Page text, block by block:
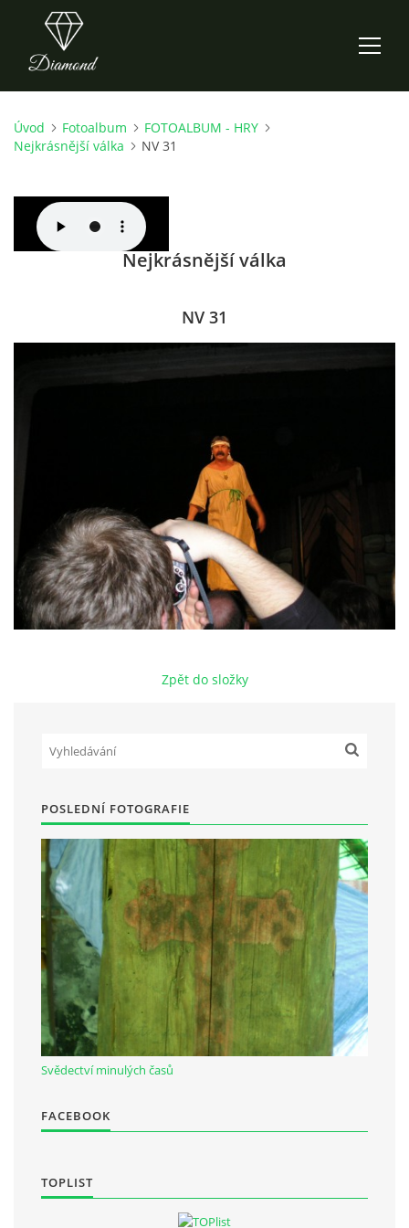
ÚVOD
O NÁS
VIDEOZÁZNAMY Z HER
FOTOALBUM
ČLENOVÉ - SOUČASNOST
Občanská vzdělávací jednota "Komenský" v Choceradech z.s.
Chocerady 4
257 24 Chocerady
IČ: 498 28 614
Kontaktní osoba:
Mgr. Miroslava Cinkeisová
723 967 851
© 2026 eStránky.cz |RSS
Úvod Fotoalbum
FOTOALBUM - HRY
Nejkrásnější válka
NV 31
Nejkrásnější válka
NV 31
Zpět do složky
POSLEDNÍ FOTOGRAFIE
Svědectví minulých časů
FACEBOOK
TOPLIST